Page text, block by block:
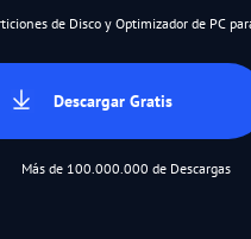
de Disco y Optimizador de PC
Descargar Gratis
Más de 100.000.000 de Descargas